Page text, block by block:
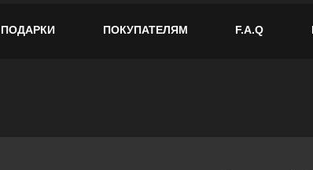
ПОДАРКИ ПОКУПАТЕЛЯМ F.A.Q